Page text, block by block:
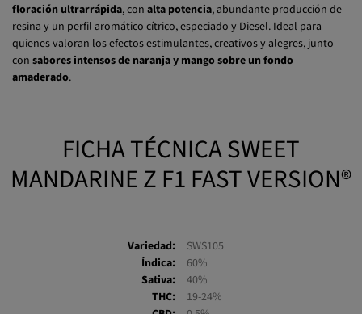
resina y un perfil aromático cítrico, especiado y Diesel. Ideal para
quienes valoran los efectos estimulantes, creativos y alegres, junto
consabores intensos de naranja y mango sobre un fondo
amaderado.
FICHA TÉCNICA SWEET
MANDARINE Z F1 FAST VERSION®
Índica:
60%
Sativa:
40%
THC:
19-24%
CBD:
0,5%